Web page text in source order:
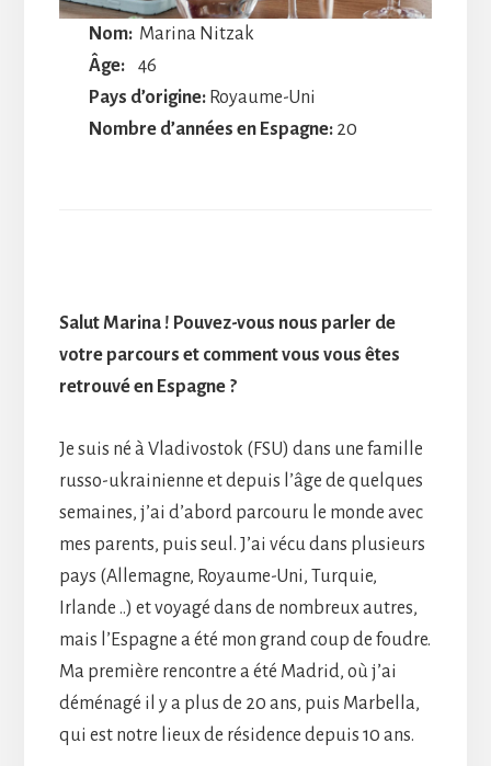
Nom: Marina Nitzak
Âge: 46
Pays d’origine: Royaume-Uni
Nombre d’années en Espagne: 20
Salut Marina ! Pouvez-vous nous parler de
votre parcours et comment vous vous êtes
retrouvé en Espagne ?
Je suis né à Vladivostok (FSU) dans une famille
russo-ukrainienne et depuis l’âge de quelques
semaines, j’ai d’abord parcouru le monde avec
mes parents, puis seul. J’ai vécu dans plusieurs
pays (Allemagne, Royaume-Uni, Turquie,
Irlande ..) et voyagé dans de nombreux autres,
mais l’Espagne a été mon grand coup de foudre.
Ma première rencontre a été Madrid, où j’ai
déménagé il y a plus de 20 ans, puis Marbella,
qui est notre lieux de résidence depuis 10 ans.